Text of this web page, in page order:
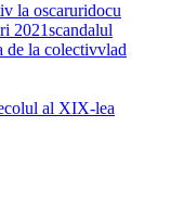
la oscaruridocu
2021scandalul
de la colectivvlad
al XIX-lea